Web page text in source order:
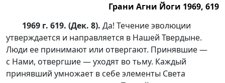
Грани Агни Йоги 1969, 619
1969 г. 619. (Дек. 8). Да! Течение эволюции
утверждается и направляется в Нашей Твердыне.
Люди ее принимают или отвергают. Принявшие —
с Нами, отвергшие — уходят во тьму. Каждый
принявший умножает в себе элементы Света